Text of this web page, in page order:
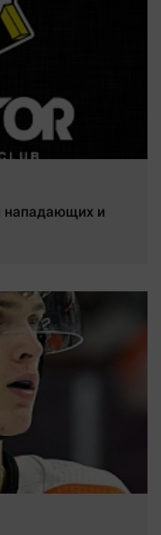
нападающих и